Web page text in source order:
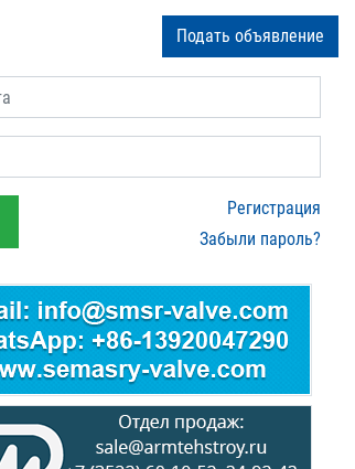
Подать объявление
Регистрация
Забыли пароль?